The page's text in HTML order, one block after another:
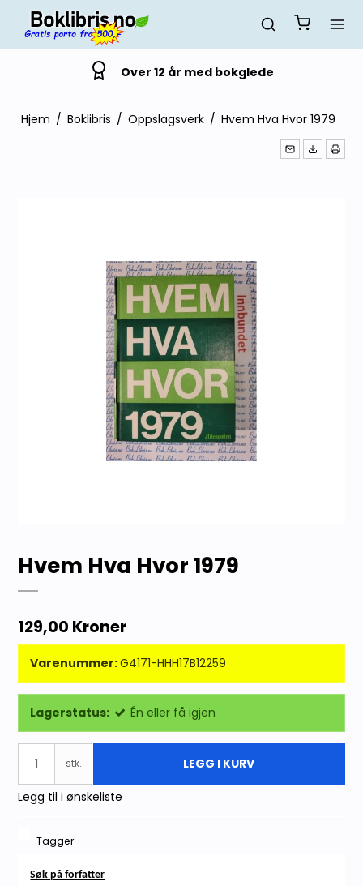
Over 12 år med bokglede
Hjem / Boklibris / Oppslagsverk / Hvem Hva Hvor 1979
Hvem Hva Hvor 1979
129,00 Kroner
Varenummer:G4171-HHH17B12259
Lagerstatus: Én eller få igjen
stk. LEGG I KURV
Legg til i ønskeliste
Tagger
Søk på forfatter